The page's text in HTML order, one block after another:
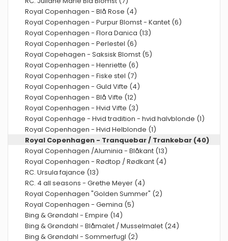
Royal Copenhagen - Blå Rose (4)
Royal Copenhagen - Purpur Blomst - Kantet (6)
Royal Copenhagen - Flora Danica (13)
Royal Copenhagen - Perlestel (6)
Royal Copehagen - Saksisk Blomst (5)
Royal Copenhagen - Henriette (6)
Royal Copenhagen - Fiske stel (7)
Royal Copenhagen - Guld Vifte (4)
Royal Copenhagen - Blå Vifte (12)
Royal Copenhagen - Hvid Vifte (3)
Royal Copenhage - Hvid tradition - hvid halvblonde (1)
Royal Copenhagen - Hvid Helblonde (1)
Royal Copenhagen - Tranquebar / Trankebar (40)
Royal Copenhagen /Aluminia - Blåkant (13)
Royal Copenhagen - Rødtop / Rødkant (4)
RC. Ursula fajance (13)
RC. 4 all seasons - Grethe Meyer (4)
Royal Copenhagen "Golden Summer" (2)
Royal Copenhagen - Gemina (5)
Bing & Grøndahl - Empire (14)
Bing & Grøndahl - Blåmalet / Musselmalet (24)
Bing & Grøndahl - Sommerfugl (2)